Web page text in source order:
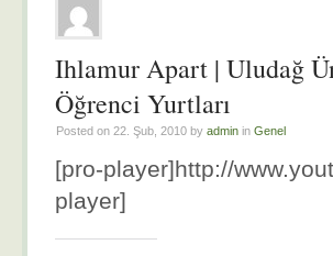
Ihlamur Apart | Uludağ
Öğrenci Yurtları
Posted on 22. Şub, 2010 by admin in Genel
[pro-player]http://
player]